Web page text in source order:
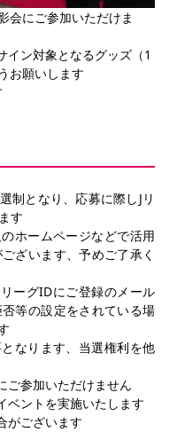
会にご参加いただけま
ン対象となるグッズ（1
お願いします
制となり、応募に際しJリ
す
ホームページなどで活用
ざいます、予めご了承く
ーグIDにご登録のメール
等の設定をされている場
なります、当選権利を他
ご参加いただけません
ベントを実施いたします
がございます